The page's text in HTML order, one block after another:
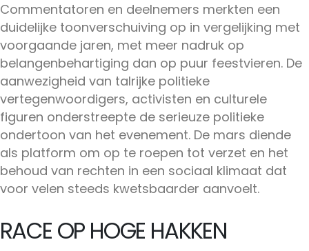
Commentatoren en deelnemers merkten een
duidelijke toonverschuiving op in vergelijking met
voorgaande jaren, met meer nadruk op
belangenbehartiging dan op puur feestvieren. De
aanwezigheid van talrijke politieke
vertegenwoordigers, activisten en culturele
figuren onderstreepte de serieuze politieke
ondertoon van het evenement. De mars diende
als platform om op te roepen tot verzet en het
behoud van rechten in een sociaal klimaat dat
voor velen steeds kwetsbaarder aanvoelt.
RACE OP HOGE HAKKEN